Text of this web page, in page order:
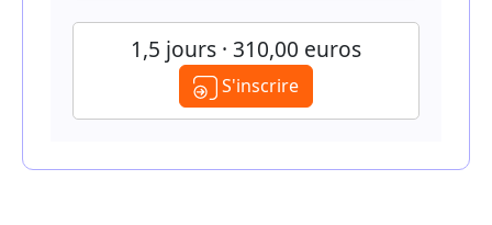
1,5 jours · 310,00 euros
S'inscrire